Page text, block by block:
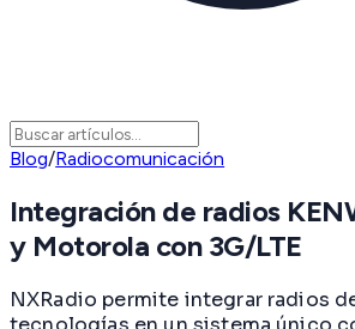
Blog/Radiocomunicación
Integración de radios
y Motorola con 3G/LTE
NXRadio permite integrar radios